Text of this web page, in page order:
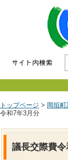
トップページ > 岡垣
令和7年3月分
議長交際費